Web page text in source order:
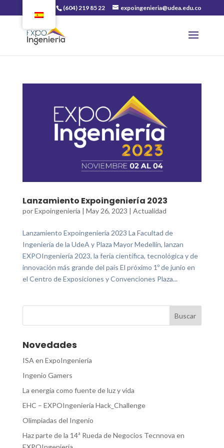
(604) 219 85 22 expoingenieria@udea.edu.co
Lanzamiento Expoingeniería 2023
porExpoingeniería | May 26, 2023 | Actualidad
Lanzamiento Expoingeniería 2023 La Facultad de
Ingeniería de la UdeA y Plaza Mayor Medellín, lanzan
EXPOIngeniería 2023, la feria científica, tecnológica y de
innovación más grande del país El próximo 1º de junio en
el Centro de Exposiciones y Convenciones Plaza...
Novedades
ISA en ExpoIngeniería
Ingenio Gamers
La energía como fuente de luz y vida
EHC – EXPOIngeniería Hack_Challenge
Olimpiadas del Ingenio
Haz parte de la 14ª Rueda de Negocios Tecnnova en